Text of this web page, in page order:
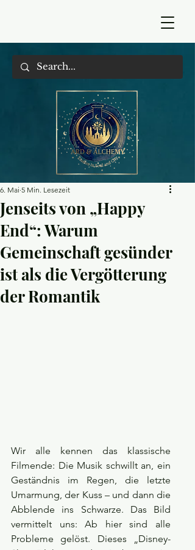
Jenseits von „Happy
End“: Warum
Gemeinschaft gesünder
ist als die Vergötterung
der Romantik
6. Mai 5 Min. Lesezeit
Wir alle kennen das klassische
Filmende: Die Musik schwillt an, ein
Geständnis im Regen, die letzte
Umarmung, der Kuss – und dann die
Abblende ins Schwarze. Das Bild
vermittelt uns: Ab hier sind alle
Probleme gelöst. Dieses „Disney-